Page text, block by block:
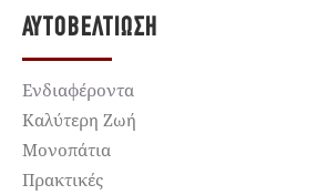
ΑΥΤΟΒΕΛΤΊΩΣΗ
Ενδιαφέροντα
Καλύτερη Ζωή
Μονοπάτια
Πρακτικές